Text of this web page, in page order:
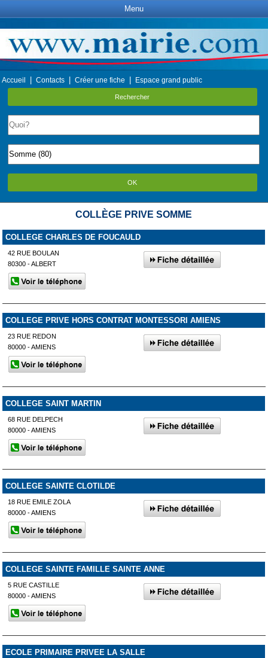
Menu
Accueil Contacts Créer une fiche Espace grand public
Rechercher
OK
COLLÈGE PRIVE SOMME
COLLEGE CHARLES DE FOUCAULD
42 RUE BOULAN
80300 - ALBERT
COLLEGE PRIVE HORS CONTRAT MONTESSORI AMIENS
23 RUE REDON
80000 - AMIENS
COLLEGE SAINT MARTIN
68 RUE DELPECH
80000 - AMIENS
COLLEGE SAINTE CLOTILDE
18 RUE EMILE ZOLA
80000 - AMIENS
COLLEGE SAINTE FAMILLE SAINTE ANNE
5 RUE CASTILLE
80000 - AMIENS
ECOLE PRIMAIRE PRIVEE LA SALLE